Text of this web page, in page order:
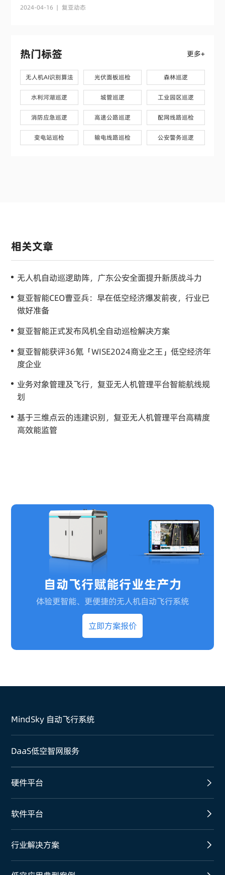
2024-04-16 | 复亚动态
热门标签 更多+
无人机AI识别算法 光伏面板巡检 森林巡逻
水利河湖巡逻 城管巡逻 工业园区巡逻
消防应急巡逻 高速公路巡逻 配网线路巡检
变电站巡检 输电线路巡检 公安警务巡逻
相关文章
无人机自动巡逻助阵，广东公安全面提升新质战斗力
复亚智能CEO曹亚兵：早在低空经济爆发前夜，行业已
做好准备
复亚智能正式发布风机全自动巡检解决方案
复亚智能获评36氪「WISE2024商业之王」低空经济年
度企业
业务对象管理及飞行，复亚无人机管理平台智能航线规
划
基于三维点云的违建识别，复亚无人机管理平台高精度
高效能监管
自动飞行赋能行业生产力
体验更智能、更便捷的无人机自动飞行系统
立即方案报价
MindSky 自动飞行系统
DaaS低空智网服务
硬件平台
软件平台
行业解决方案